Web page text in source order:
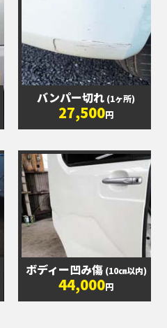
バンパー切れ (1ヶ所)
27,500円
ボディー凹み傷 (10㎝以内)
44,000円